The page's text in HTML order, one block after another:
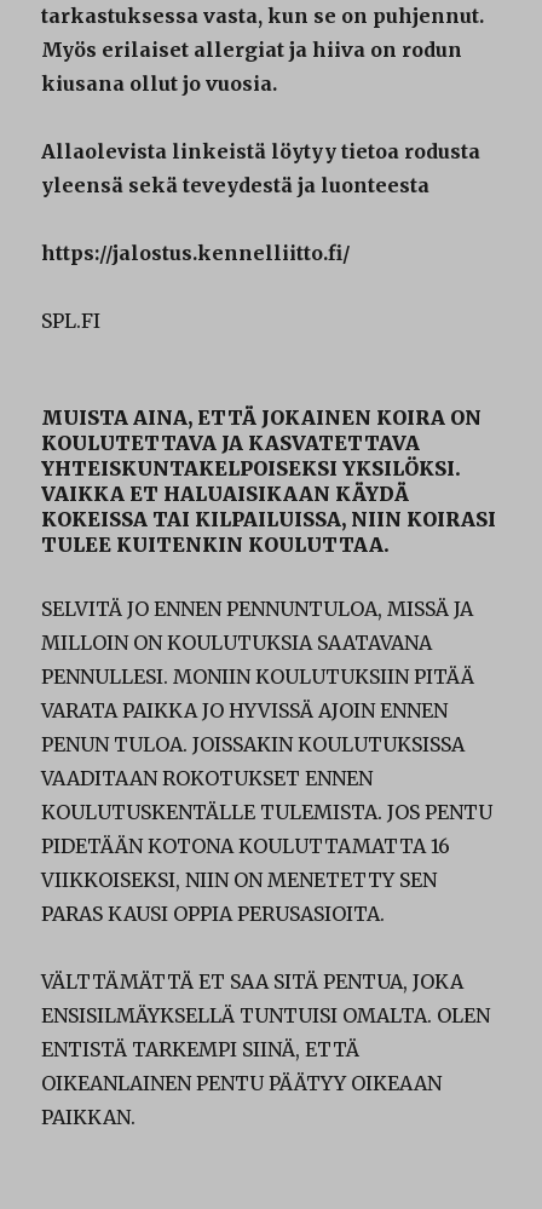
tarkastuksessa vasta, kun se on puhjennut.
Myös erilaiset allergiat ja hiiva on rodun
kiusana ollut jo vuosia.
Allaolevista linkeistä löytyy tietoa rodusta
yleensä sekä teveydestä ja luonteesta
https://jalostus.kennelliitto.fi/
SPL.FI
MUISTA AINA, ETTÄ JOKAINEN KOIRA ON
KOULUTETTAVA JA KASVATETTAVA
YHTEISKUNTAKELPOISEKSI YKSILÖKSI.
VAIKKA ET HALUAISIKAAN KÄYDÄ
KOKEISSA TAI KILPAILUISSA, NIIN KOIRASI
TULEE KUITENKIN KOULUTTAA.
SELVITÄ JO ENNEN PENNUNTULOA, MISSÄ JA
MILLOIN ON KOULUTUKSIA SAATAVANA
PENNULLESI. MONIIN KOULUTUKSIIN PITÄÄ
VARATA PAIKKA JO HYVISSÄ AJOIN ENNEN
PENUN TULOA. JOISSAKIN KOULUTUKSISSA
VAADITAAN ROKOTUKSET ENNEN
KOULUTUSKENTÄLLE TULEMISTA. JOS PENTU
PIDETÄÄN KOTONA KOULUTTAMATTA 16
VIIKKOISEKSI, NIIN ON MENETETTY SEN
PARAS KAUSI OPPIA PERUSASIOITA.
VÄLTTÄMÄTTÄ ET SAA SITÄ PENTUA, JOKA
ENSISILMÄYKSELLÄ TUNTUISI OMALTA. OLEN
ENTISTÄ TARKEMPI SIINÄ, ETTÄ
OIKEANLAINEN PENTU PÄÄTYY OIKEAAN
PAIKKAN.